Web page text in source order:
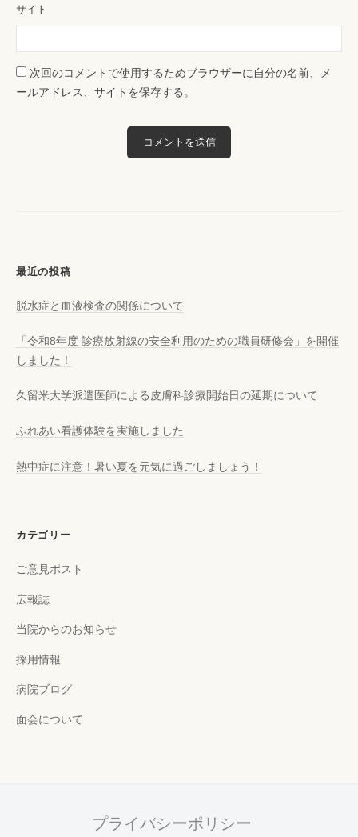
サイト
次回のコメントで使用するためブラウザーに自分の名前、メ
ールアドレス、サイトを保存する。
最近の投稿
脱水症と血液検査の関係について
「令和8年度 診療放射線の安全利用のための職員研修会」を開催
しました！
久留米大学派遣医師による皮膚科診療開始日の延期について
ふれあい看護体験を実施しました
熱中症に注意！暑い夏を元気に過ごしましょう！
カテゴリー
ご意見ポスト
広報誌
当院からのお知らせ
採用情報
病院ブログ
面会について
プライバシーポリシー